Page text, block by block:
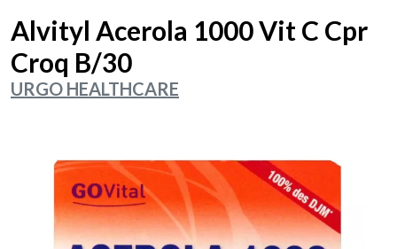
Alvityl Acerola 1000 Vit C Cpr
Croq B/30
URGO HEALTHCARE